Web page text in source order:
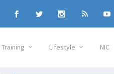
Training Lifestyle NIC